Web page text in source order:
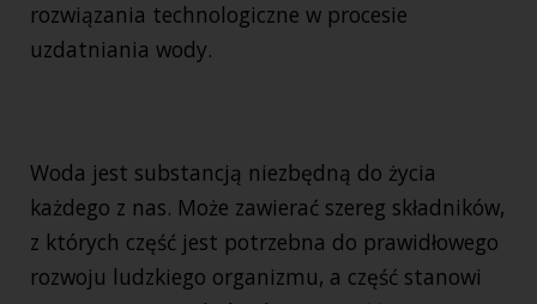
rozwiązania technologiczne w procesie
uzdatniania wody.
Woda jest substancją niezbędną do życia
każdego z nas. Może zawierać szereg składników,
z których część jest potrzebna do prawidłowego
rozwoju ludzkiego organizmu, a część stanowi